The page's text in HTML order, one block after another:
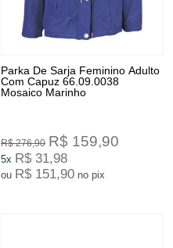
Parka De Sarja Feminino Adulto
Com Capuz 66.09.0038
Mosaico Marinho
R$ 276,90 R$ 159,90
5x R$ 31,98
ou R$ 151,90 no pix